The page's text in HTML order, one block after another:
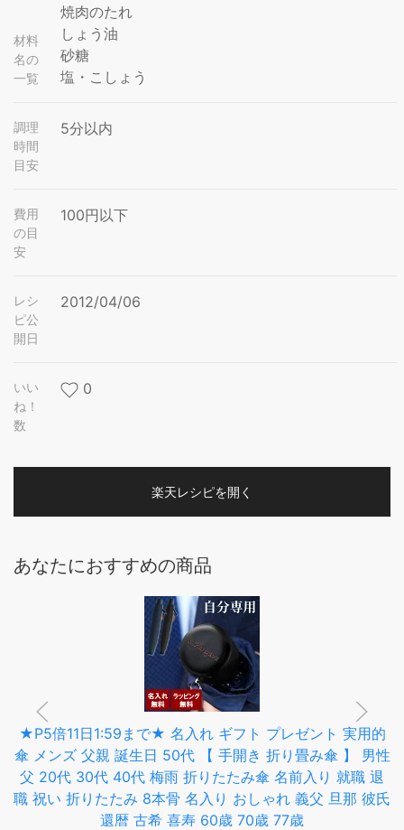
材料
名の
一覧
焼肉のたれ
しょう油
砂糖
塩・こしょう
調理
時間
目安
5分以内
費用
の目
安
100円以下
レシ
ピ公
開日
2012/04/06
いい
ね！
数
0
楽天レシピを開く
あなたにおすすめの商品
★P5倍11日1:59まで★ 名入れ ギフト プレゼント 実用的
傘 メンズ 父親 誕生日 50代 【 手開き 折り畳み傘 】 男性
父 20代 30代 40代 梅雨 折りたたみ傘 名前入り 就職 退
職 祝い 折りたたみ 8本骨 名入り おしゃれ 義父 旦那 彼氏
還暦 古希 喜寿 60歳 70歳 77歳